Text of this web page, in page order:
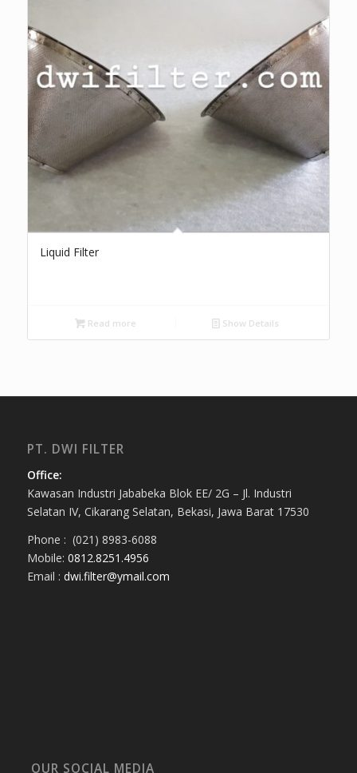
Liquid Filter
Read more Show Details
PT. DWI FILTER
Office:
Kawasan Industri Jababeka Blok EE/ 2G – Jl. Industri
Selatan IV, Cikarang Selatan, Bekasi, Jawa Barat 17530
Phone : (021) 8983-6088
Mobile: 0812.8251.4956
Email : dwi.filter@ymail.com
OUR SOCIAL MEDIA